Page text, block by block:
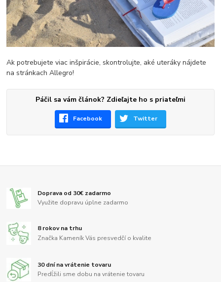
Ak potrebujete viac inšpirácie, skontrolujte, aké uteráky nájdete
na stránkach Allegro!
Páčil sa vám článok? Zdieľajte ho s priateľmi
Facebook Twitter
Doprava od 30€ zadarmo
Využite dopravu úplne zadarmo
8 rokov na trhu
Značka Kameník Vás presvedčí o kvalite
30 dní na vrátenie tovaru
Predĺžili sme dobu na vrátenie tovaru